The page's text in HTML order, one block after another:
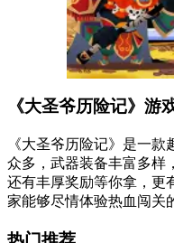
《大圣爷历险记》游
《大圣爷历险记》是一
众多，武器装备丰富多样
还有丰厚奖励等你拿，更
家能够尽情体验热血闯关